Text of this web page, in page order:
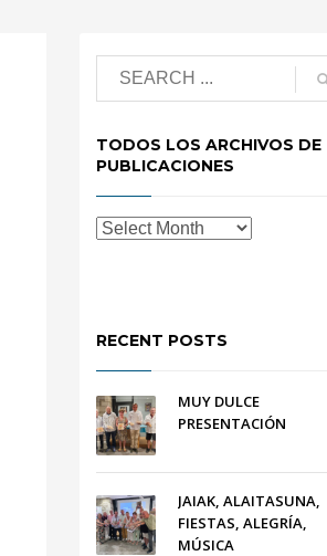
TODOS LOS ARCHIVOS DE
PUBLICACIONES
RECENT POSTS
MUY DULCE
PRESENTACIÓN
JAIAK, ALAITASUNA,
FIESTAS, ALEGRÍA,
MÚSICA